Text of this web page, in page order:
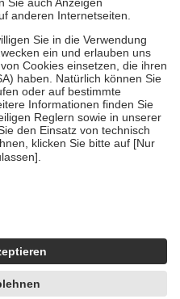
für ihre eigene Gesundheit zu
der Familie zu unterstützen,
vollendeten 18. Lebensjahr
Früherkennung, die von der
sich um echte Bewertungen
4419944605341
Zuhilfenahme künstlicher